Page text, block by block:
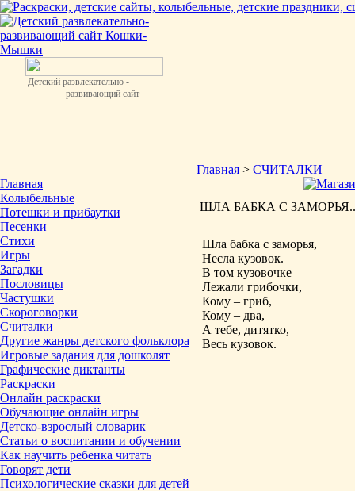
Детский развлекательно -
развивающий сайт
Главная
Колыбельные
Потешки и прибаутки
Песенки
Стихи
Игры
Загадки
Пословицы
Частушки
Скороговорки
Считалки
Другие жанры детского фольклора
Игровые задания для дошколят
Графические диктанты
Раскраски
Онлайн раскраски
Обучающие онлайн игры
Детско-взрослый словарик
Статьи о воспитании и обучении
Как научить ребенка читать
Говорят дети
Психологические сказки для детей
Главная > СЧИТАЛКИ
ШЛА БАБКА С ЗАМОРЬЯ...
Шла бабка с заморья,
Несла кузовок.
В том кузовочке
Лежали грибочки,
Кому – гриб,
Кому – два,
А тебе, дитятко,
Весь кузовок.